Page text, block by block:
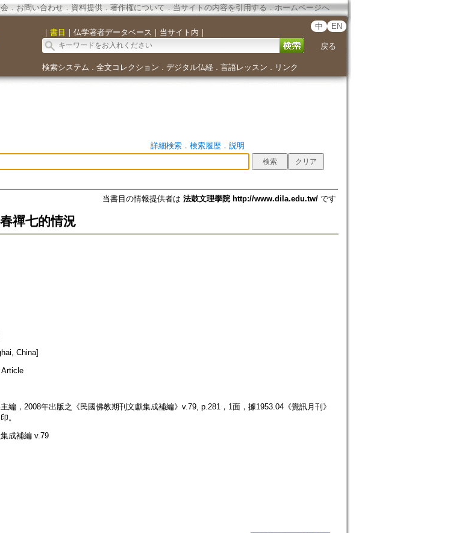
． お問い合わせ． 資料提供． 著作権について．当サイトの内容を引用する ． ホームページへ
｜ 書目 ｜ 仏学著者データベース ｜ 当サイト内 ｜
中 EN
戻る
検索システム ． 全文コレクション ． デジタル仏経． 言語レッスン ． リンク
詳細検索． 検索履歴． 説明
当書目の情報提供者は 法鼓文理學院 http://www.dila.edu.tw/です
禪七的情況
China]
編，2008年出版之《民國佛教期刊文獻集成補編》v.79, p.281，1面，據1953.04《覺訊月刊》
。
成補編 v.79